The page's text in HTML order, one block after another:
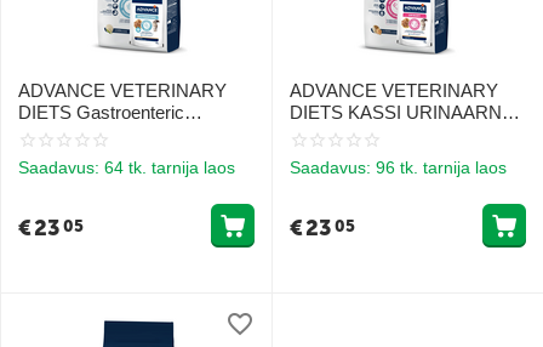
ADVANCE VETERINARY
DIETS Gastroenteric
Sensitive 1,5kg kassidele +
Saadavus: 64 tk. tarnija laos
€2305
ADVANCE VETERINARY
DIETS KASSI URINAARNE
1,5 kg + 1 MÄRG
Saadavus: 96 tk. tarnija laos
€2305